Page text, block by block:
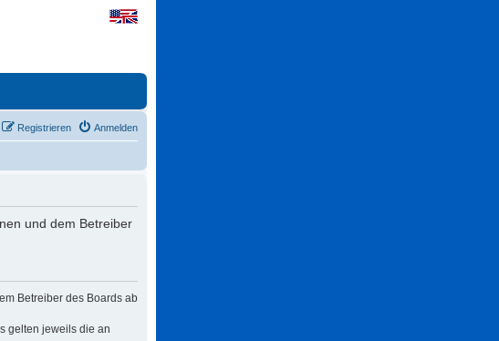
Anmelden
Registrieren
und dem Betreiber
Betreiber des Boards ab
gelten jeweils die an